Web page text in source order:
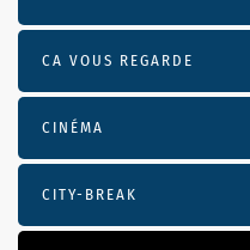
CA VOUS REGARDE
CINÉMA
CITY-BREAK